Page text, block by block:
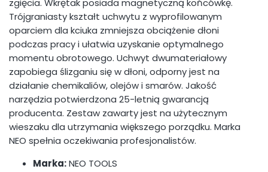
zgięcia. Wkrętak posiada magnetyczną końcówkę.
Trójgraniasty kształt uchwytu z wyprofilowanym
oparciem dla kciuka zmniejsza obciążenie dłoni
podczas pracy i ułatwia uzyskanie optymalnego
momentu obrotowego. Uchwyt dwumateriałowy
zapobiega ślizganiu się w dłoni, odporny jest na
działanie chemikaliów, olejów i smarów. Jakość
narzędzia potwierdzona 25-letnią gwarancją
producenta. Zestaw zawarty jest na użytecznym
wieszaku dla utrzymania większego porządku. Marka
NEO spełnia oczekiwania profesjonalistów.
Marka:NEO TOOLS